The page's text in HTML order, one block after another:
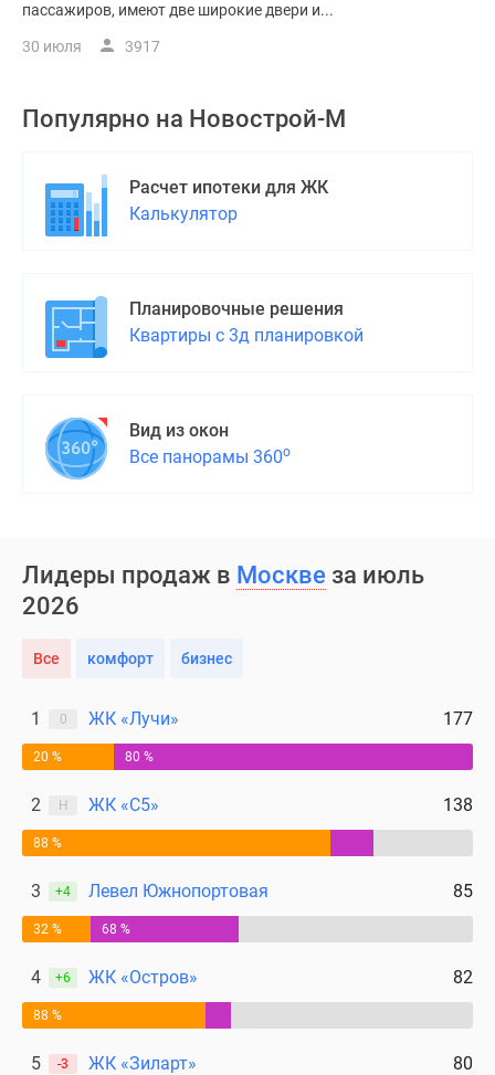
пассажиров, имеют две широкие двери и...
30 июля 3917
Популярно на Новострой-М
Расчет ипотеки для ЖК
Калькулятор
Планировочные решения
Квартиры с 3д планировкой
Вид из окон
Все панорамы 360о
Лидеры продаж в Москве за июль
2026
Все комфорт бизнес
1 0 ЖК «Лучи» 177
20 % 80 %
2 Н ЖК «С5» 138
88 %
3 +4 Левел Южнопортовая 85
32 % 68 %
4 +6 ЖК «Остров» 82
88 %
5 -3 ЖК «Зиларт» 80